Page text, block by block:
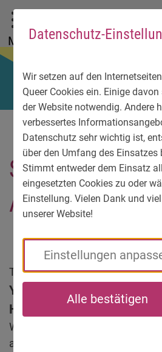
Datenschutz-
Wir setzen auf den
Queer Cookies ein. Einige
der Website notwendig. Andere
verbessertes
Datenschutz sehr wichtig ist,
über den Umfang des Einsatzes
Stimmt entweder dem Einsatz
eingesetzten Cookies zu oder
Einstellung. Vielen Dank und
unserer Website!
Einstellungen
Alle bestätigen
Zum Hauptmenü
Zum Sprachmenü
Zur Suche
Zum Inhalt
Zu den Service-
Menü
Social Video
Advertisement
Theorie mit vielen praktischen
Yourski
Health
in Tallinn, Estland,
Werbung für die gute Sache
abbaut, nicht nur im Netz. Er